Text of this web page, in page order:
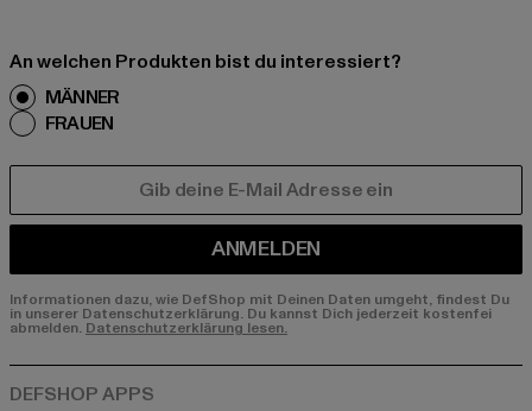
An welchen Produkten bist du interessiert?
MÄNNER
FRAUEN
ANMELDEN
Informationen dazu, wie DefShop mit Deinen Daten umgeht, findest Du
in unserer Datenschutzerklärung. Du kannst Dich jederzeit kostenfei
abmelden. Datenschutzerklärung lesen.